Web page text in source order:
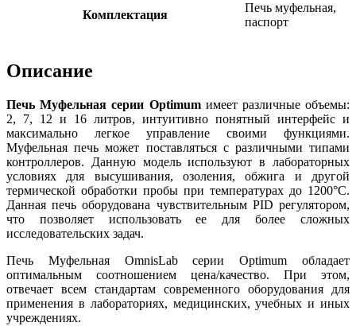
Комплектация
Печь муфельная,
паспорт
Описание
Печь Муфельная серии Optimumимеет различные объемы:
2, 7, 12 и 16 литров, интуитивно понятный интерфейс и
максимально легкое управление своими функциями.
Муфельная печь может поставляться с различными типами
контроллеров. Данную модель используют в лабораторных
условиях для высушивания, озоления, обжига и другой
термической обработки пробы при температурах до 1200°C.
Данная печь оборудована чувствительным PID регулятором,
что позволяет использовать ее для более сложных
исследовательских задач.
Печь Муфельная OmnisLab серии Optimum обладает
оптимальным соотношением цена/качество. При этом,
отвечает всем стандартам современного оборудования для
применения в лабораториях, медицинских, учебных и иных
учреждениях.